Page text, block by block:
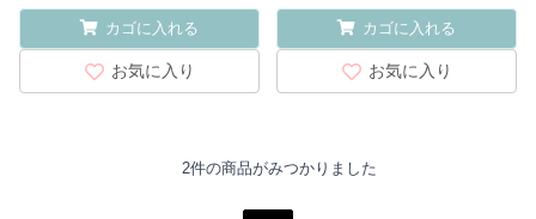
カゴに入れる
お気に入り
カゴに入れる
お気に入り
2件の商品がみつかりました